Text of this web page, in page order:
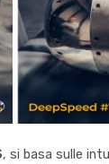
, si basa sulle